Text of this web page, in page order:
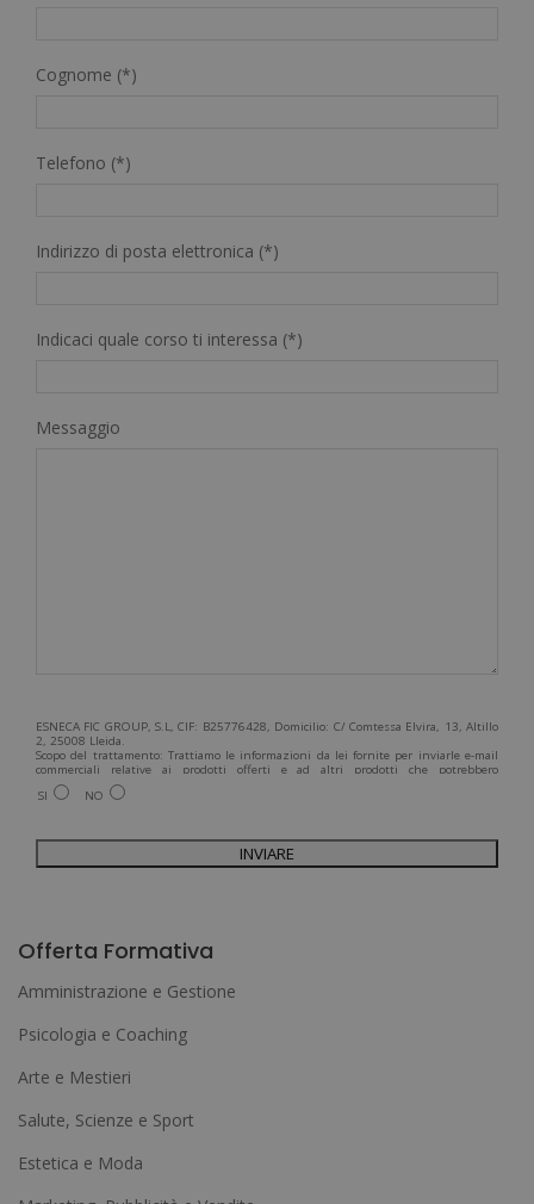
Cognome (*)
Telefono (*)
Indirizzo di posta elettronica (*)
Indicaci quale corso ti interessa (*)
Messaggio
ESNECA FIC GROUP, S.L, CIF: B25776428, Domicilio: C/ Comtessa Elvira, 13, Altillo
2, 25008 Lleida.
Scopo del trattamento: Trattiamo le informazioni da lei fornite per inviarle e-mail
commerciali relative ai prodotti offerti e ad altri prodotti che potrebbero
interessarla. Legittimazione del trattamento: Consenso dell'interessato. Diritti:
Può esercitare i suoi diritti identificandosi sufficientemente e contattandoci
ricevere informazioni commerciali (per telefono e/o via e-mail):
SI NO
l
r
n
a
Offerta Formativa
Amministrazione e Gestione
Psicologia e Coaching
Arte e Mestieri
Salute, Scienze e Sport
Estetica e Moda